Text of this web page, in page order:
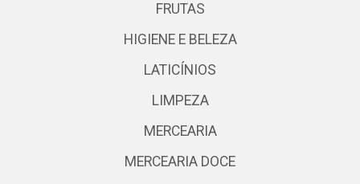
FRUTAS
HIGIENE E BELEZA
LATICÍNIOS
LIMPEZA
MERCEARIA
MERCEARIA DOCE